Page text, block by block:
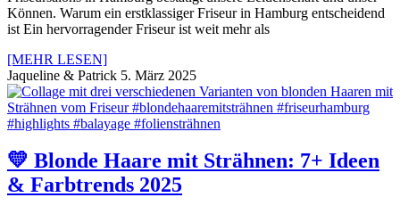
Können. Warum ein erstklassiger Friseur in Hamburg entscheidend
ist Ein hervorragender Friseur ist weit mehr als
[MEHR LESEN]
Jaqueline & Patrick 5. März 2025
💛 Blonde Haare mit Strähnen: 7+ Ideen
& Farbtrends 2025